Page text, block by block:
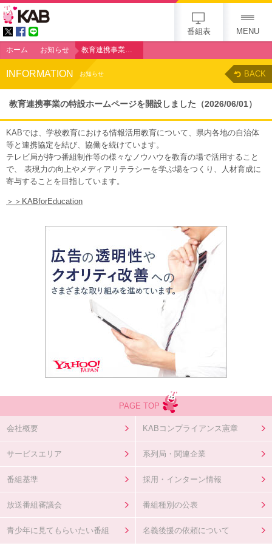
番組表 MENU
ホーム お知らせ 教育連携事業の特設ホームページを開設しました
INFORMATION お知らせ BACK
教育連携事業の特設ホームページを開設しました （2026/06/01）
KABでは、学校教育における情報活用教育について、県内各地の自治体
等と連携協定を結び、協働を続けています。
テレビ局が持つ番組制作等の様々なノウハウを教育の場で活用すること
で、 表現力の向上やメディアリテラシーを学ぶ場をつくり、人材育成に
寄与することを目指しています。
＞＞KABforEducation
PAGE TOP
会社概要 KABコンプライアンス憲章
サービスエリア 系列局・関連企業
番組基準 採用・インターン情報
放送番組審議会 番組種別の公表
青少年に見てもらいたい番組 名義後援の依頼について